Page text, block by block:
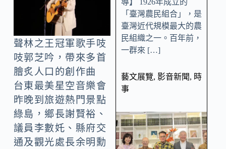
聲林之王冠軍歌手吱
吱郭芝吟，帶來多首
膾炙人口的創作曲
台東最美星空音樂會
昨晚到旅遊熱門景點
綠島，鄉長謝賢裕、
議員李數奼、縣府交
通及觀光處長余明勳
「臺灣農民組合」，是
臺灣近代規模最大的農
民組織之一。百年前，
一群來 […]
藝文展覽, 影音新聞, 時
事